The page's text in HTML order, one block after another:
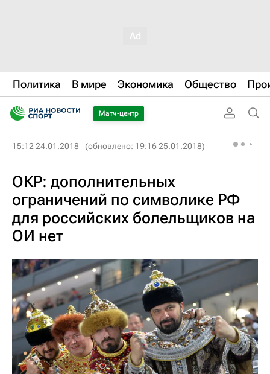
Политика В мире Экономика Общество
Матч-центр
15:12 24.01.2018 (обновлено: 19:16 25.01.2018)
ОКР: дополнительных
ограничений по символике РФ
для российских болельщиков на
ОИ нет